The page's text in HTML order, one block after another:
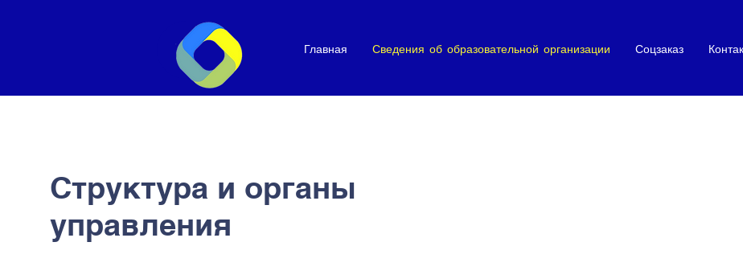
Главная Сведения об образовательной организации Соцзаказ
Структура и органы
управления